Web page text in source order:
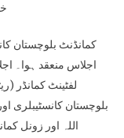
اجلاس منعقد ہوا۔
لفٹینٹ کمانڈر
بلوچستان کانسٹیبلری
اللہ اور زونل